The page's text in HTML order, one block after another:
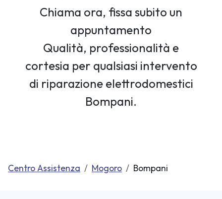
Chiama ora, fissa subito un
appuntamento
Qualità, professionalità e
cortesia per qualsiasi intervento
di riparazione elettrodomestici
Bompani.
Centro Assistenza Mogoro Bompani